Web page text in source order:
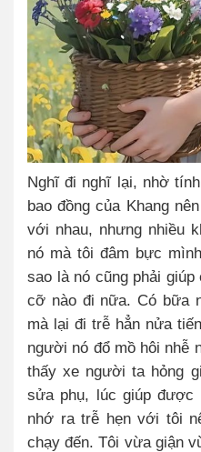
Nghĩ đi nghĩ lại, nhờ
bao đồng của Khang
với nhau, nhưng nhiều
nó mà tôi đâm bực
sao là nó cũng phải
cỡ nào đi nữa. Có bữa
mà lại đi trễ hẳn nửa
người nó đổ mồ hôi nhễ
thấy xe người ta hỏng
sửa phụ, lúc giúp
nhớ ra trễ hẹn với tôi
chạy đến. Tôi vừa giận